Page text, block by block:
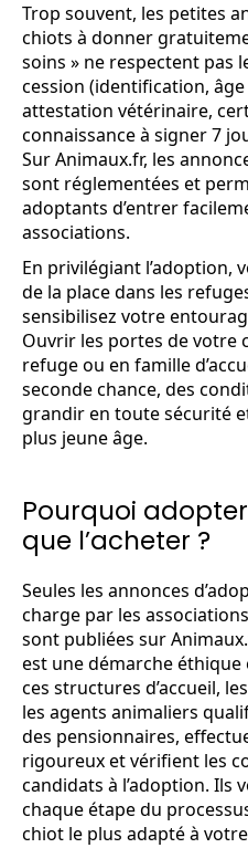
Trop souvent, les petites
chiots à donner
soins » ne respectent pas
cession (identification,
attestation vétérinaire,
connaissance à signer 7
Sur Animaux.fr, les
sont réglementées et
adoptants d’entrer
associations.
En privilégiant l’adoption,
de la place dans les
sensibilisez votre
Ouvrir les portes de votre
refuge ou en famille
seconde chance, des
grandir en toute sécurité
plus jeune âge.
Pourquoi
que l’acheter ?
Seules les annonces
charge par les
sont publiées sur
est une démarche éthique
ces structures d’accueil,
les agents animaliers
des pensionnaires,
rigoureux et vérifient les
candidats à l’adoption. Ils
chaque étape du
chiot le plus adapté à